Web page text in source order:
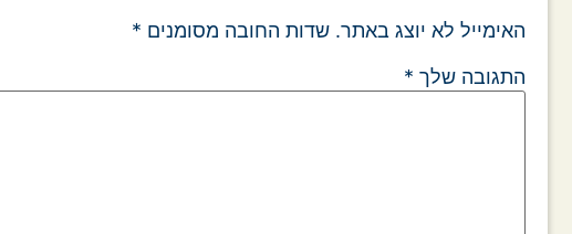
האימייל לא יוצג באתר. שדות החובה מסומנים *
התגובה שלך *